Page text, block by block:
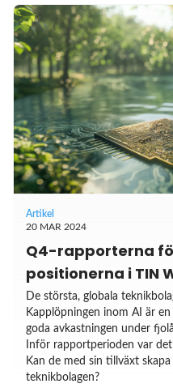
Artikel
20 MAR 2024
Q4-rapporterna
positionerna i TIN
De största, globala
Kapplöpningen inom AI är
goda avkastningen under
Inför rapportperioden var
Kan de med sin tillväxt
teknikbolagen?